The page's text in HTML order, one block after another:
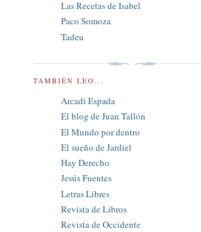
Las Recetas de Isabel
Paco Somoza
Tadeu
TAMBIÉN LEO...
Arcadi Espada
El blog de Juan Tallón
El Mundo por dentro
El sueño de Jardiel
Hay Derecho
Jesús Fuentes
Letras Libres
Revista de Libros
Revista de Occidente